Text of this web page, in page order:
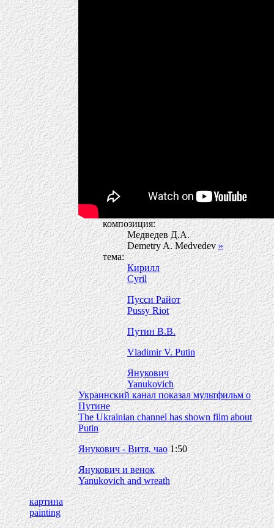
композиция:
Медведев Д.А.
Demetry A. Medvedev»
тема:
Кирилл
Cyril
Пусси Райот
Pussy Riot
Путин В.В.
Vladimir V. Putin
Янукович
Yanukovich
Украинский канал показал мультфильм о
Путине
The Ukrainian channel has shown film about
Putin
Янукович - Витя, чао1:50
Янукович и венок
Yanukovich and wreath
картина
painting